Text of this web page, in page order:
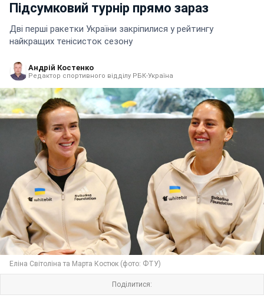
Підсумковий турнір прямо зараз
Дві перші ракетки України закріпилися у рейтингу
найкращих тенісисток сезону
Андрій Костенко
Редактор спортивного відділу РБК-Україна
Еліна Світоліна та Марта Костюк (фото: ФТУ)
Поділитися: